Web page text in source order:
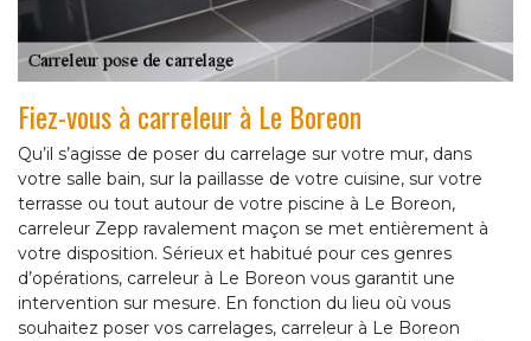
Fiez-vous à carreleur à Le Boreon
Qu’il s’agisse de poser du carrelage sur votre mur, dans
votre salle bain, sur la paillasse de votre cuisine, sur votre
terrasse ou tout autour de votre piscine à Le Boreon,
carreleur Zepp ravalement maçon se met entièrement à
votre disposition. Sérieux et habitué pour ces genres
d’opérations, carreleur à Le Boreon vous garantit une
intervention sur mesure. En fonction du lieu où vous
souhaitez poser vos carrelages, carreleur à Le Boreon